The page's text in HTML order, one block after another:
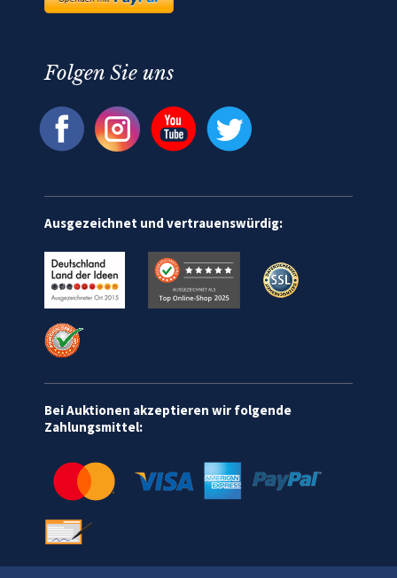
Folgen Sie uns
Ausgezeichnet und vertrauenswürdig:
Bei Auktionen akzeptieren wir folgende
Zahlungsmittel: